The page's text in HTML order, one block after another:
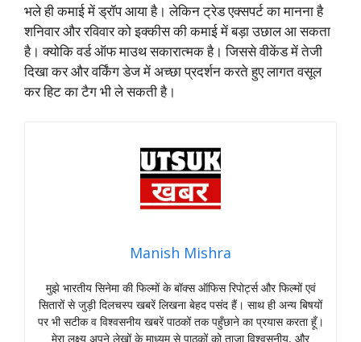
भले ही कमाई में ड्रॉप आया है। लेकिन ट्रेड एक्सपर्ट का मानना है
शनिवार और रविवार को इक्कीस की कमाई में बड़ा उछाल आ सकता
है। क्योकि वर्ड ऑफ माउथ सकारात्मक है। जिससे वीकेंड में तेजी
दिखा कर और वर्किंग डेज में अच्छा प्रदर्शन करते हुए लागत वसूल
कर हिट का टैग भी ले सकती है।
Manish Mishra
मुझे भारतीय सिनेमा की फिल्मों के बॉक्स ऑफिस रिपोर्ट्स और फिल्मों एवं
सितारों से जुड़ी दिलचस्प खबरें लिखना बेहद पसंद हैं। साथ ही अन्य बिषयों
पर भी सटीक व विश्वसनीय खबरें पाठकों तक पहुँछाने का प्रयास करता हूँ।
मेरा लक्ष्य अपने लेखों के माध्यम से पाठकों को ताजा विश्वसनीय, और